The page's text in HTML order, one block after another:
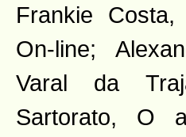
Frankie Costa,
On-line;
Varal da
Sartorato, O